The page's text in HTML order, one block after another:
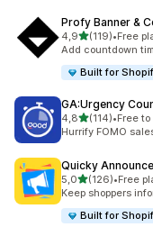
Profy Banner &
4,9/ 5 tähteä
(119)
119 arvostelua
•Free
Add countdown
Built for
GA:Urgency
4,8/ 5 tähteä
(114)
114 arvostelua
•Free
Hurrify FOMO
Quicky
5,0/ 5 tähteä
(126)
126 arvostelua
•Free
Keep shoppers
Built for